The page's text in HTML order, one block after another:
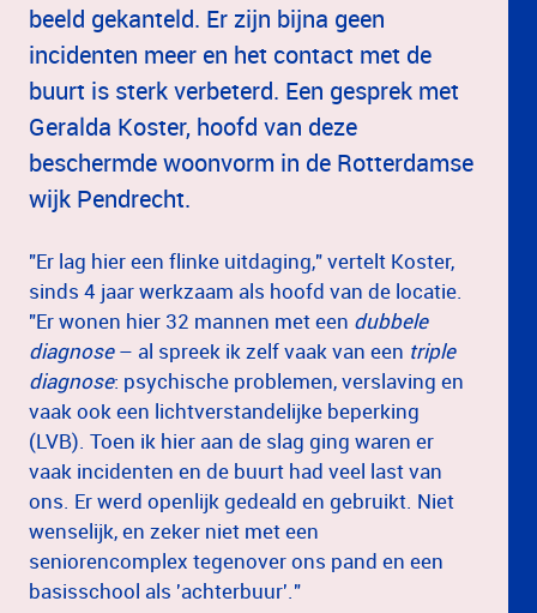
beeld gekanteld. Er zijn bijna geen
incidenten meer en het contact met de
buurt is sterk verbeterd. Een gesprek met
Geralda Koster, hoofd van deze
beschermde woonvorm in de Rotterdamse
wijk Pendrecht.
"Er lag hier een flinke uitdaging," vertelt Koster,
sinds 4 jaar werkzaam als hoofd van de locatie.
"Er wonen hier 32 mannen met een dubbele
diagnose– al spreek ik zelf vaak van een triple
diagnose: psychische problemen, verslaving en
vaak ook een lichtverstandelijke beperking
(LVB). Toen ik hier aan de slag ging waren er
vaak incidenten en de buurt had veel last van
ons. Er werd openlijk gedeald en gebruikt. Niet
wenselijk, en zeker niet met een
seniorencomplex tegenover ons pand en een
basisschool als 'achterbuur'."